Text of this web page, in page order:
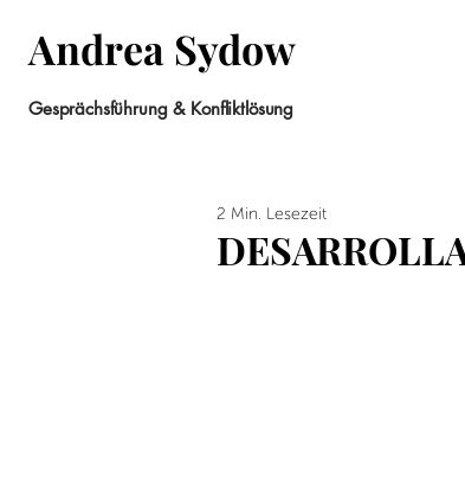
Andrea Sydow
Gesprächsführung & Konfliktlösung
2 Min. Lesezeit